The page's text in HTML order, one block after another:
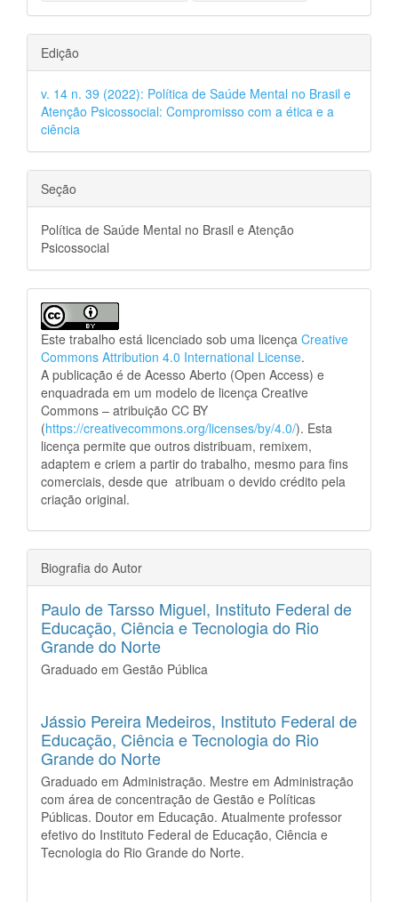
Edição
v. 14 n. 39 (2022): Política de Saúde Mental no Brasil e
Atenção Psicossocial: Compromisso com a ética e a
ciência
Seção
Política de Saúde Mental no Brasil e Atenção
Psicossocial
Este trabalho está licenciado sob uma licença Creative
Commons Attribution 4.0 International License.
A publicação é de Acesso Aberto (Open Access) e
enquadrada em um modelo de licença Creative
Commons – atribuição CC BY
(https://creativecommons.org/licenses/by/4.0/). Esta
licença permite que outros distribuam, remixem,
adaptem e criem a partir do trabalho, mesmo para fins
comerciais, desde que atribuam o devido crédito pela
criação original.
Biografia do Autor
Paulo de Tarsso Miguel, Instituto Federal de
Educação, Ciência e Tecnologia do Rio
Grande do Norte
Graduado em Gestão Pública
Jássio Pereira Medeiros, Instituto Federal de
Educação, Ciência e Tecnologia do Rio
Grande do Norte
Graduado em Administração. Mestre em Administração
com área de concentração de Gestão e Políticas
Públicas. Doutor em Educação. Atualmente professor
efetivo do Instituto Federal de Educação, Ciência e
Tecnologia do Rio Grande do Norte.